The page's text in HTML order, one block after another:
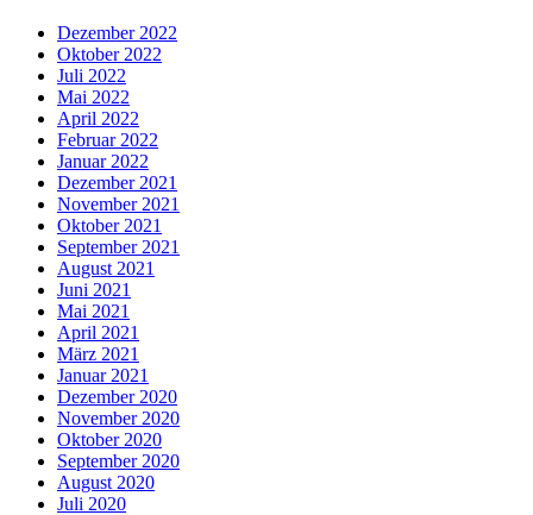
Dezember 2022
Oktober 2022
Juli 2022
Mai 2022
April 2022
Februar 2022
Januar 2022
Dezember 2021
November 2021
Oktober 2021
September 2021
August 2021
Juni 2021
Mai 2021
April 2021
März 2021
Januar 2021
Dezember 2020
November 2020
Oktober 2020
September 2020
August 2020
Juli 2020